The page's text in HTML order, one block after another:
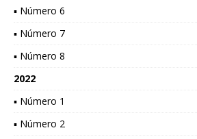
▪ Número 6
▪ Número 7
▪ Número 8
2022
▪ Número 1
▪ Número 2